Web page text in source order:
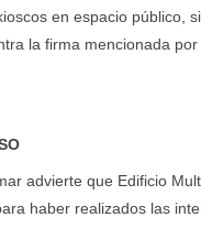
en espacio público,
la firma mencionada
advierte que Edificio
haber realizados las